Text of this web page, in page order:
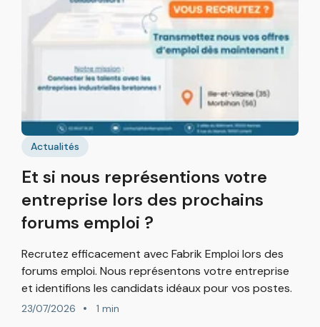
Actualités
Et si nous représentions votre
entreprise lors des prochains
forums emploi ?
Recrutez efficacement avec Fabrik Emploi lors des
forums emploi. Nous représentons votre entreprise
et identifions les candidats idéaux pour vos postes.
23/07/2026 1 min